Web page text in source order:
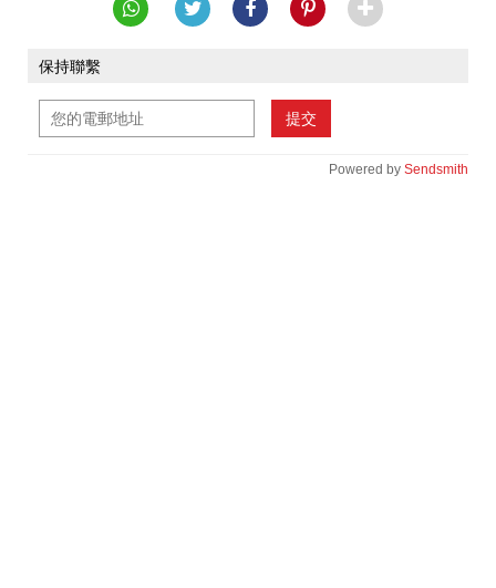
保持聯繫
提交
Powered by Sendsmith